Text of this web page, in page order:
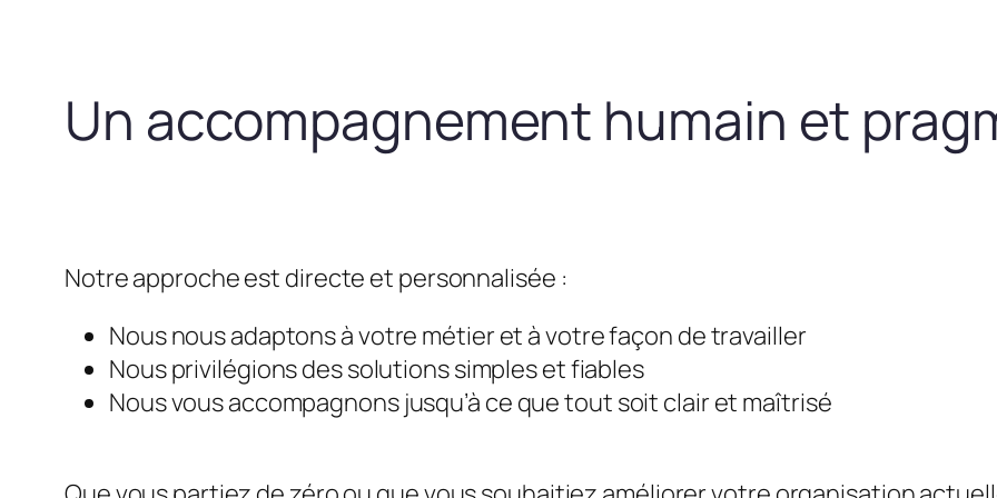
Un accompagnement humain et
Notre approche est directe et personnalisée :
Nous nous adaptons à votre métier et à votre façon de travailler
Nous privilégions des solutions simples et fiables
Nous vous accompagnons jusqu’à ce que tout soit clair et maîtrisé